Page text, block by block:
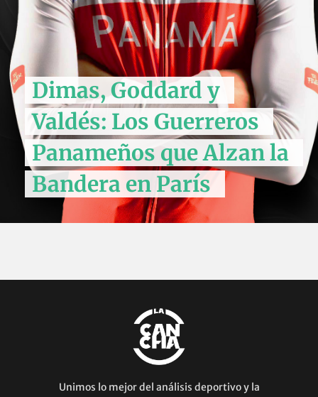
Dimas, Goddard y
Valdés: Los Guerreros
Panameños que Alzan la
Bandera en París
Unimos lo mejor del análisis deportivo y la